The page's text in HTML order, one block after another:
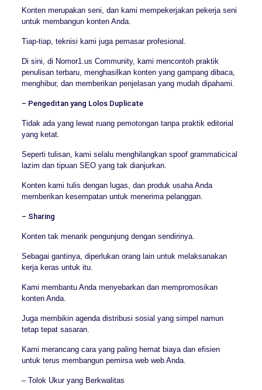
Konten merupakan seni, dan kami mempekerjakan pekerja seni
untuk membangun konten Anda.
Tiap-tiap, teknisi kami juga pemasar profesional.
Di sini, di Nomor1.us Community, kami mencontoh praktik
penulisan terbaru, menghasilkan konten yang gampang dibaca,
menghibur, dan memberikan penjelasan yang mudah dipahami.
– Pengeditan yang Lolos Duplicate
Tidak ada yang lewat ruang pemotongan tanpa praktik editorial
yang ketat.
Seperti tulisan, kami selalu menghilangkan spoof grammaticical
lazim dan tipuan SEO yang tak dianjurkan.
Konten kami tulis dengan lugas, dan produk usaha Anda
memberikan kesempatan untuk menerima pelanggan.
– Sharing
Konten tak menarik pengunjung dengan sendirinya.
Sebagai gantinya, diperlukan orang lain untuk melaksanakan
kerja keras untuk itu.
Kami membantu Anda menyebarkan dan mempromosikan
konten Anda.
Juga membikin agenda distribusi sosial yang simpel namun
tetap tepat sasaran.
Kami merancang cara yang paling hemat biaya dan efisien
untuk terus membangun pemirsa web web Anda.
– Tolok Ukur yang Berkwalitas